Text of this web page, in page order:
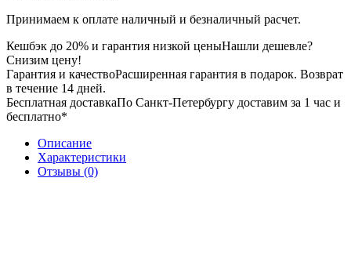
Принимаем к оплате наличный и безналичный расчет.
Кешбэк до 20% и гарантия низкой ценыНашли дешевле?
Снизим цену!
Гарантия и качествоРасширенная гарантия в подарок. Возврат
в течение 14 дней.
Бесплатная доставкаПо Санкт-Петербургу доставим за 1 час и
бесплатно*
Описание
Характеристики
Отзывы (0)